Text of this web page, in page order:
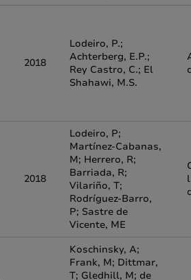
2018
Lodeiro, P.;
Achterberg, E.P.;
Rey Castro, C.; El
Shahawi, M.S.
2018
Lodeiro, P;
Martínez-Cabanas,
M; Herrero, R;
Barriada, R;
Vilariño, T;
Rodríguez-Barro,
P; Sastre de
Vicente, ME
Koschinsky, A;
Frank, M; Dittmar,
T; Gledhill, M; de